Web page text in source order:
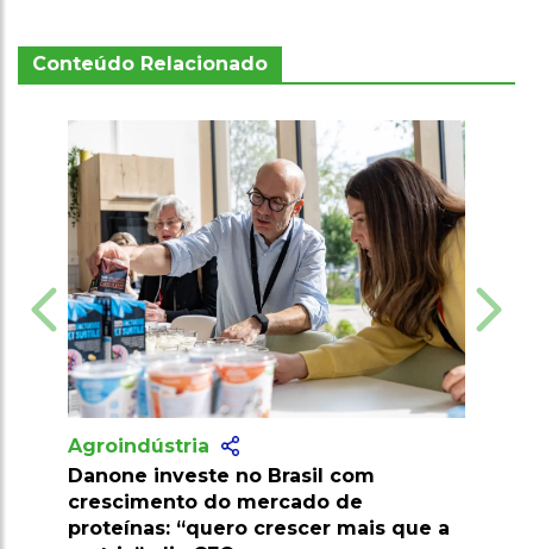
Conteúdo Relacionado
com
de
mais que a
Agroindústria
Estudo confirma eficácia de
combate a ameaça importante às
lavouras